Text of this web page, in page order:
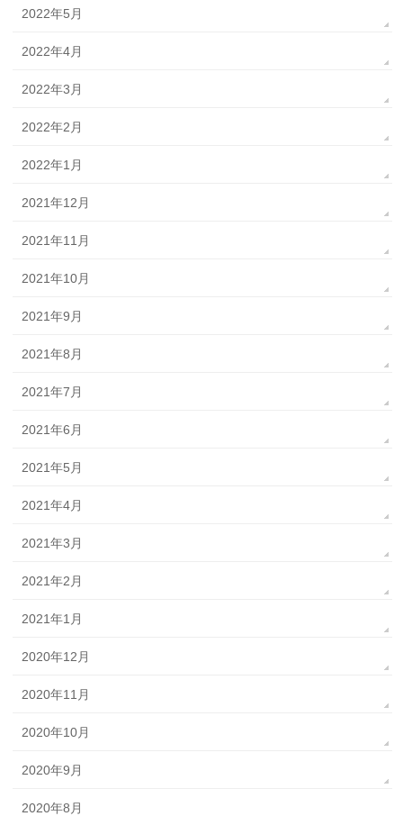
2022年5月
2022年4月
2022年3月
2022年2月
2022年1月
2021年12月
2021年11月
2021年10月
2021年9月
2021年8月
2021年7月
2021年6月
2021年5月
2021年4月
2021年3月
2021年2月
2021年1月
2020年12月
2020年11月
2020年10月
2020年9月
2020年8月